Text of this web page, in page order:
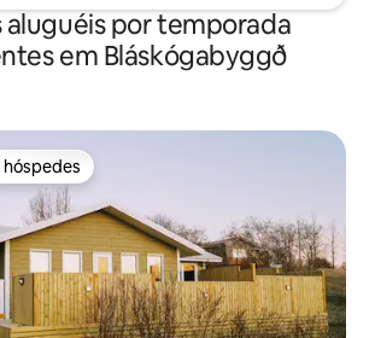
aluguéis por temporada
em Bláskógabyggð
preferidos dos hóspedes